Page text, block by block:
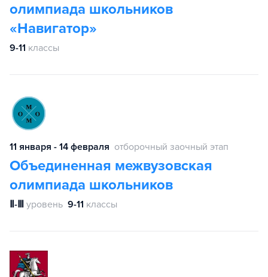
олимпиада школьников
«Навигатор»
9-11 классы
11 января - 14 февраля отборочный заочный этап
Объединенная межвузовская
олимпиада школьников
Ⅱ-Ⅲ уровень 9-11 классы